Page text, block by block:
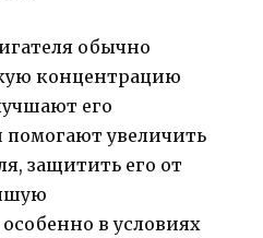
обычно
концентрацию
его
увеличить
защитить его от
в условиях